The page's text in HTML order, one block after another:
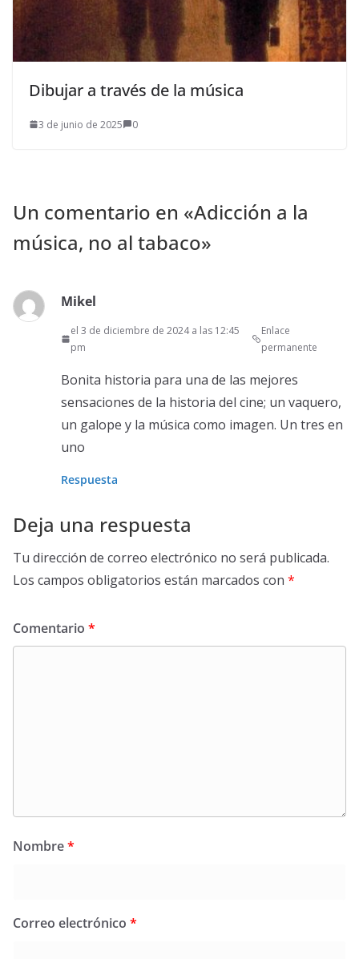
Dibujar a través de la música
3 de junio de 2025 0
Un comentario en «Adicción a la
música, no al tabaco»
Mikel
el 3 de diciembre de 2024 a las 12:45
pm
Enlace
permanente
Bonita historia para una de las mejores
sensaciones de la historia del cine; un vaquero,
un galope y la música como imagen. Un tres en
uno
Respuesta
Deja una respuesta
Tu dirección de correo electrónico no será publicada.
Los campos obligatorios están marcados con *
Comentario *
Nombre*
Correo electrónico *